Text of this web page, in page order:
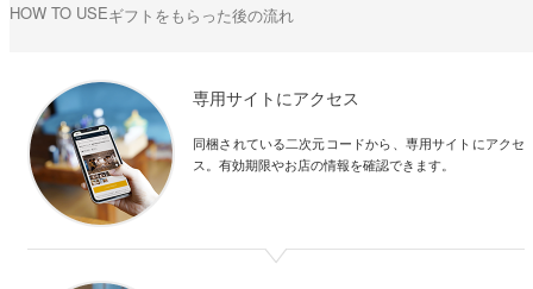
HOW TO USEギフトをもらった後の流れ
専用サイトにアクセス
同梱されている二次元コードから、専用サイトにアクセ
ス。有効期限やお店の情報を確認できます。